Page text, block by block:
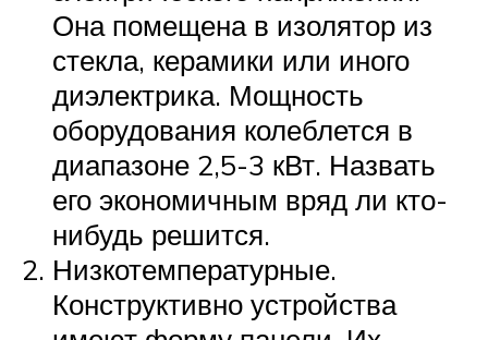
Она помещена в изолятор из
стекла, керамики или иного
диэлектрика. Мощность
оборудования колеблется в
диапазоне 2,5-3 кВт. Назвать
его экономичным вряд ли кто-
нибудь решится.
Низкотемпературные.
Конструктивно устройства